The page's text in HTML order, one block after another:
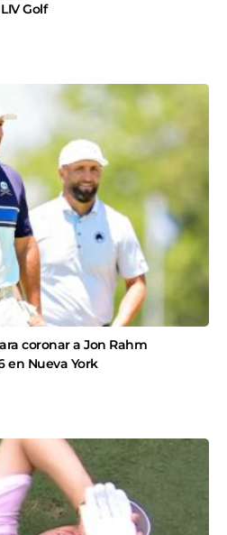
Golf
coronar a Jon Rahm
en Nueva York